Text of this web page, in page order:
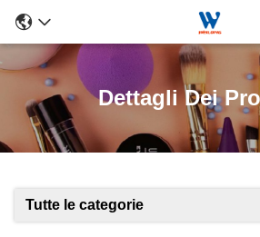
Dettagli Dei
Tutte le categorie